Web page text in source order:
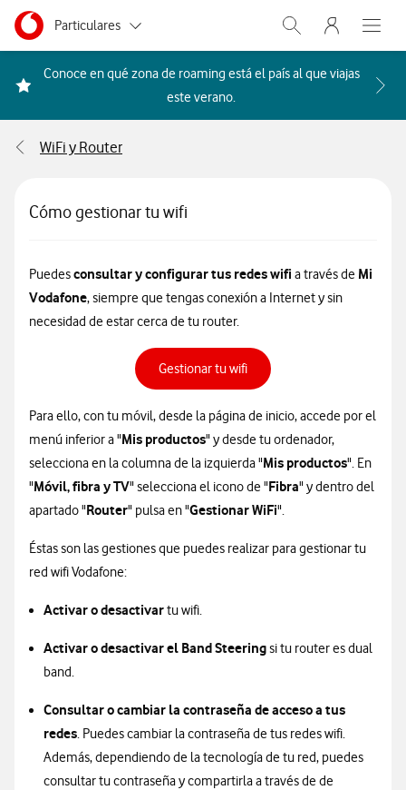
Ir a la pagina principal de vodafone.es
Menu navegación Segmento
Particulares
Autónomos
Grandes empresas
Abrir buscador.
Menu
Abre
Conoce en qué zona de roaming está el país al que viajas
este verano. Acceder a la FAQ Qué
WiFi y Router
Cómo gestionar tu wifi
Puedesconsultar y configurar tus redes wifi a través de Mi
Vodafone, siempre que tengas conexión a Internet y sin
necesidad de estar cerca de tu router.
Gestionar tu wifi
Para ello, con tu móvil, desde la página de inicio, accede por el
menú inferior a "Mis productos" y desde tu ordenador,
selecciona en la columna de la izquierda "Mis productos". En
"Móvil, fibra y TV" selecciona el icono de "Fibra" y dentro del
apartado "Router" pulsa en "Gestionar WiFi".
Éstas son las gestiones que puedes realizar para gestionar tu
red wifi Vodafone:
Activar o desactivartu wifi.
Activar o desactivar el Band Steeringsi tu router es dual
band.
Consultar o cambiar la contraseña de acceso a tus
redes. Puedes cambiar la contraseña de tus redes wifi.
Además, dependiendo de la tecnología de tu red, puedes
consultar tu contraseña y compartirla a través de de